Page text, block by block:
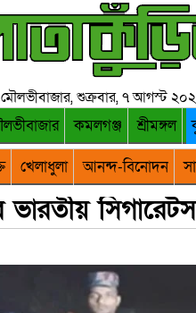
মৌলভীবাজার, শুক্রবার, ৭ আগস্ট
কমলগঞ্জ শ্রীমঙ্গল
খেলাধুলা আনন্দ-বিনোদন
ভারতীয়